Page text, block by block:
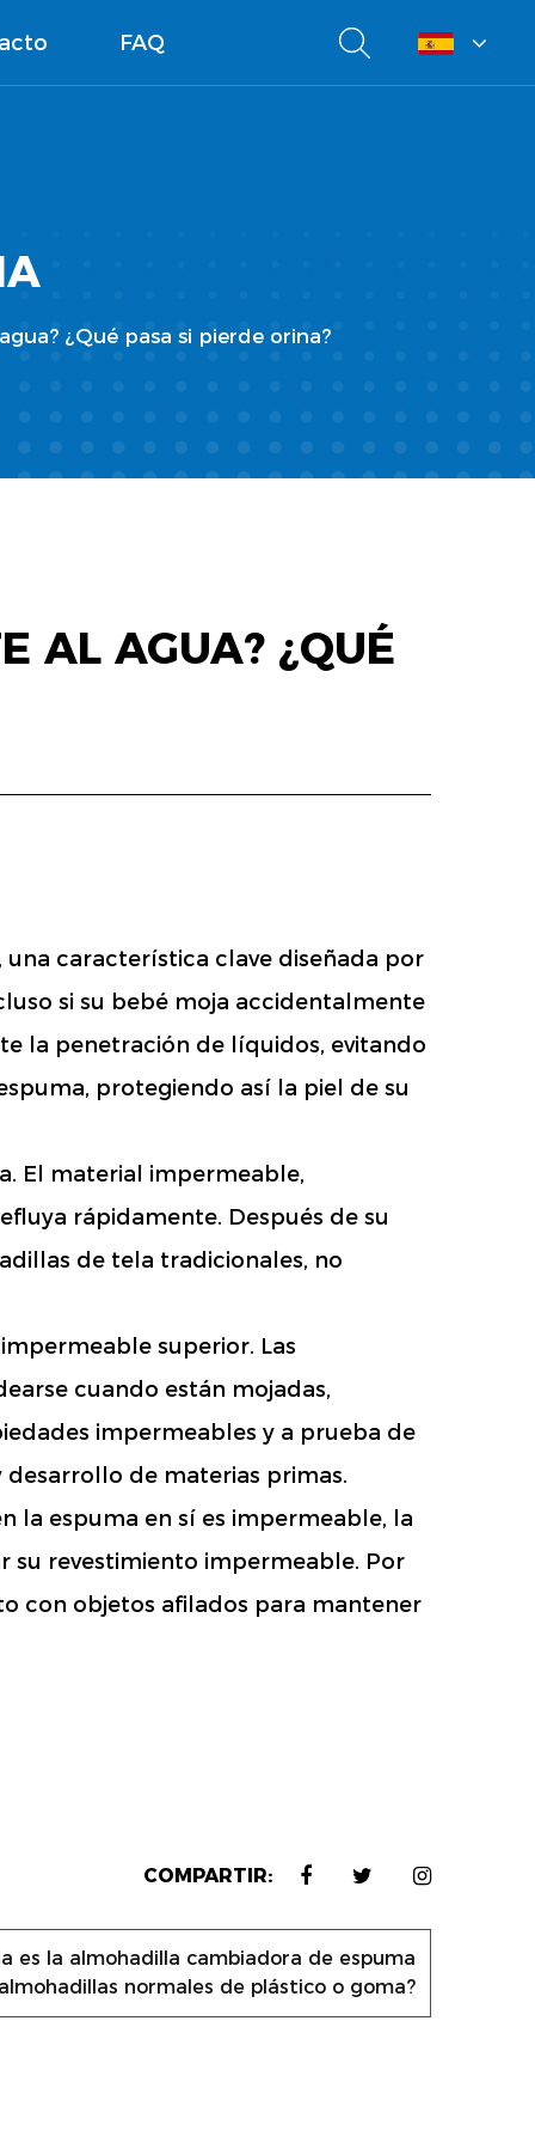
FAQ
¿Qué pasa si pierde orina?
AL AGUA? ¿QUÉ
característica clave diseñada por
si su bebé moja accidentalmente
la penetración de líquidos, evitando
protegiendo así la piel de su
El material impermeable,
rápidamente. Después de su
de tela tradicionales, no
superior. Las
cuando están mojadas,
impermeables y a prueba de
desarrollo de materias primas.
la espuma en sí es impermeable, la
su revestimiento impermeable. Por
con objetos afilados para mantener
COMPARTIR:
es la almohadilla cambiadora de espuma
normales de plástico o goma?